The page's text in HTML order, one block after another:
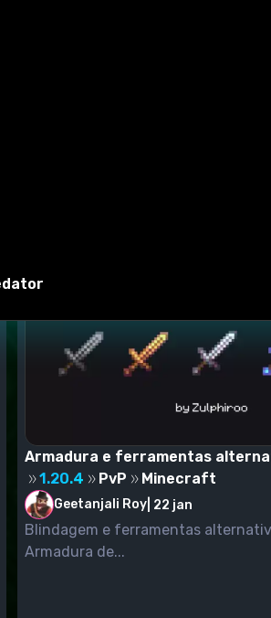
baunilha. Este modelo adiciona
Armadura e ferramentas
1.20.4
PvP Minecraft
Geetanjali Roy 22 jan
Blindagem e ferramentas alternativas
Armadura de...